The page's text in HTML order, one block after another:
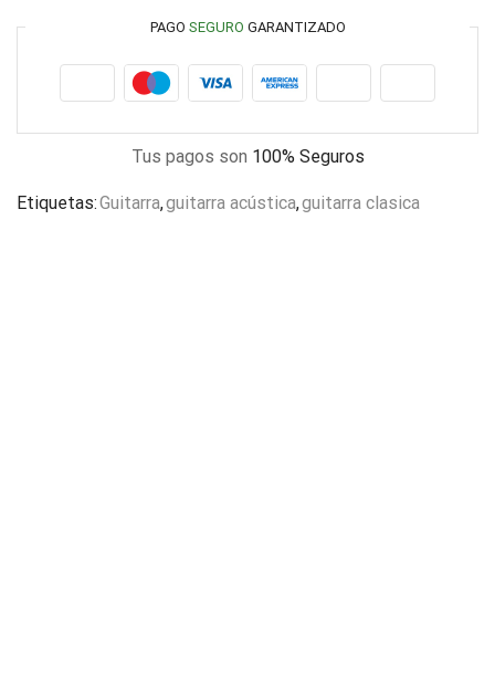
PAGO SEGURO GARANTIZADO
Tus pagos son 100% Seguros
Etiquetas:Guitarra,guitarra acústica,guitarra clasica